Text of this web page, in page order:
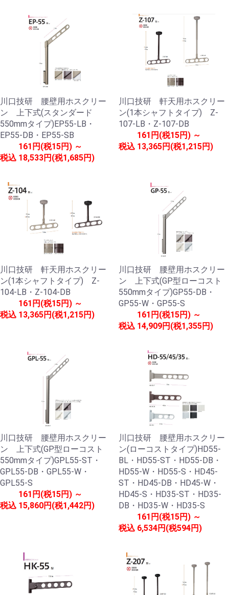
川口技研 腰壁用ホスクリー
ン 上下式(スタンダード
550mmタイプ)EP55-LB・
EP55-DB・EP55-SB
税込
161円(税15円) ～
18,533円(税1,685円)
川口技研 軒天用ホスクリー
ン(1本シャフトタイプ) Z-
107-LB・Z-107-DB
税込
161円(税15円) ～
13,365円(税1,215円)
川口技研 軒天用ホスクリー
ン(1本シャフトタイプ) Z-
104-LB・Z-104-DB
税込
161円(税15円) ～
13,365円(税1,215円)
川口技研 腰壁用ホスクリー
ン 上下式(GP型ローコスト
550mmタイプ)GP55-DB・
GP55-W・GP55-S
税込
161円(税15円) ～
14,909円(税1,355円)
川口技研 腰壁用ホスクリー
ン 上下式(GP型ローコスト
550mmタイプ)GPL55-ST・
GPL55-DB・GPL55-W・
GPL55-S
税込
161円(税15円) ～
15,860円(税1,442円)
川口技研 腰壁用ホスクリー
ン(ローコストタイプ)HD55-
BL・HD55-ST・HD55-DB・
HD55-W・HD55-S・HD45-
ST・HD45-DB・HD45-W・
HD45-S・HD35-ST・HD35-
DB・HD35-W・HD35-S
税込
161円(税15円) ～
6,534円(税594円)